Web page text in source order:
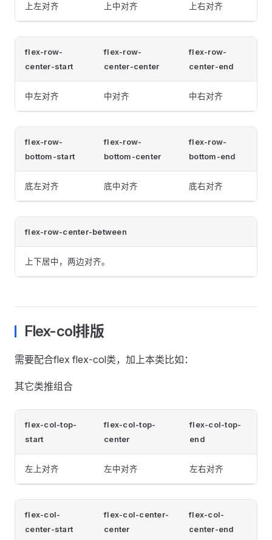
上左对齐 上中对齐 上右对齐
flex-row-
center-start
flex-row-
center-center
flex-row-
center-end
中左对齐 中对齐 中右对齐
flex-row-
bottom-start
flex-row-
bottom-center
flex-row-
bottom-end
底左对齐 底中对齐 底右对齐
flex-row-center-between
上下居中，两边对齐。
Flex-col排版
需要配合flex flex-col类，加上本类比如：
其它类推组合
flex-col-top-
start
flex-col-top-
center
flex-col-top-
end
左上对齐 左中对齐 左右对齐
flex-col-
center-start
flex-col-center-
center
flex-col-
center-end